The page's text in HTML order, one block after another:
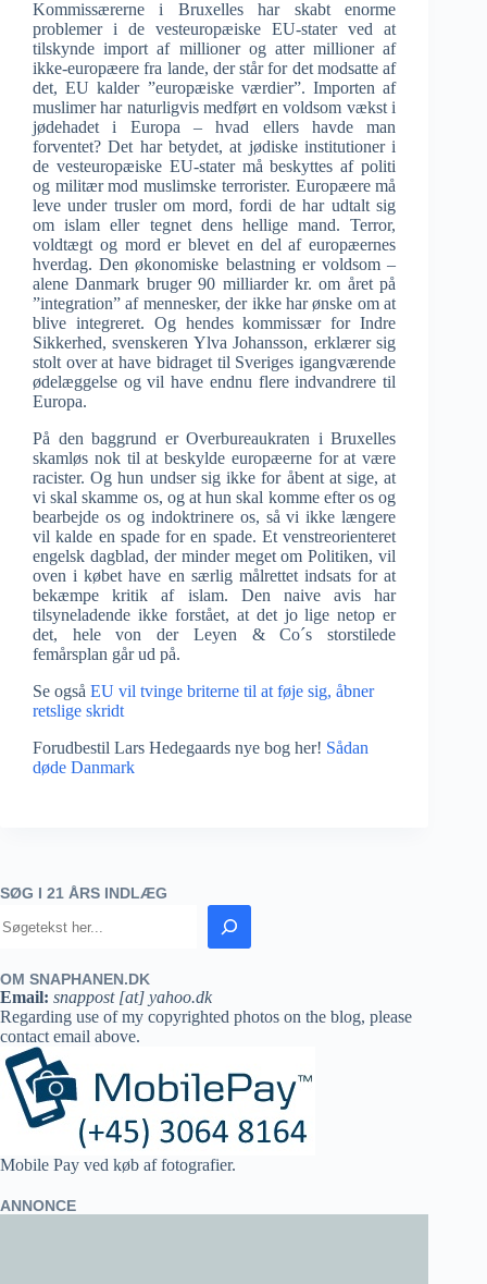
Kommissærerne i Bruxelles har skabt enorme
problemer i de vesteuropæiske EU-stater ved at
tilskynde import af millioner og atter millioner af
ikke-europæere fra lande, der står for det modsatte af
det, EU kalder ”europæiske værdier”. Importen af
muslimer har naturligvis medført en voldsom vækst i
jødehadet i Europa – hvad ellers havde man
forventet? Det har betydet, at jødiske institutioner i
de vesteuropæiske EU-stater må beskyttes af politi
og militær mod muslimske terrorister. Europæere må
leve under trusler om mord, fordi de har udtalt sig
om islam eller tegnet dens hellige mand. Terror,
voldtægt og mord er blevet en del af europæernes
hverdag. Den økonomiske belastning er voldsom –
alene Danmark bruger 90 milliarder kr. om året på
”integration” af mennesker, der ikke har ønske om at
blive integreret. Og hendes kommissær for Indre
Sikkerhed, svenskeren Ylva Johansson, erklærer sig
stolt over at have bidraget til Sveriges igangværende
ødelæggelse og vil have endnu flere indvandrere til
Europa.
På den baggrund er Overbureaukraten i Bruxelles
skamløs nok til at beskylde europæerne for at være
racister. Og hun undser sig ikke for åbent at sige, at
vi skal skamme os, og at hun skal komme efter os og
bearbejde os og indoktrinere os, så vi ikke længere
vil kalde en spade for en spade. Et venstreorienteret
engelsk dagblad, der minder meget om Politiken, vil
oven i købet have en særlig målrettet indsats for at
bekæmpe kritik af islam. Den naive avis har
tilsyneladende ikke forstået, at det jo lige netop er
det, hele von der Leyen & Co´s storstilede
femårsplan går ud på.
Se også EU vil tvinge briterne til at føje sig, åbner
retslige skridt
Forudbestil Lars Hedegaards nye bog her! Sådan
døde Danmark
SØG I 21 ÅRS INDLÆG
OM SNAPHANEN.DK
Email: snappost [at] yahoo.dk
Regarding use of my copyrighted photos on the blog, please
contact email above.
Mobile Pay ved køb af fotografier.
ANNONCE